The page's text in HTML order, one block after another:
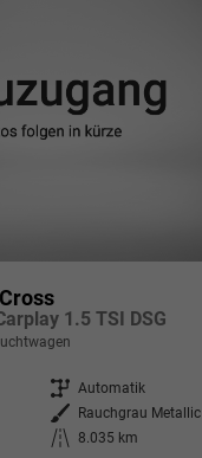
1.5 TSI DSG
Getriebe Automatik
Außenfarbe
Rauchgrau Metallic
Kilometerstand
8.035 km